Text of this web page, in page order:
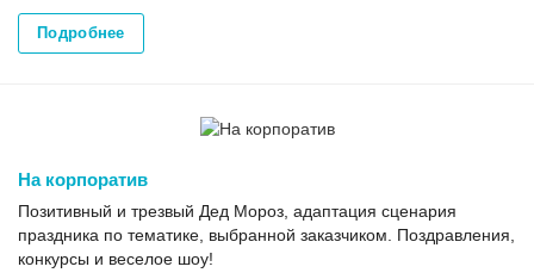
Подробнее
На корпоратив
Позитивный и трезвый Дед Мороз, адаптация сценария
праздника по тематике, выбранной заказчиком. Поздравления,
конкурсы и веселое шоу!